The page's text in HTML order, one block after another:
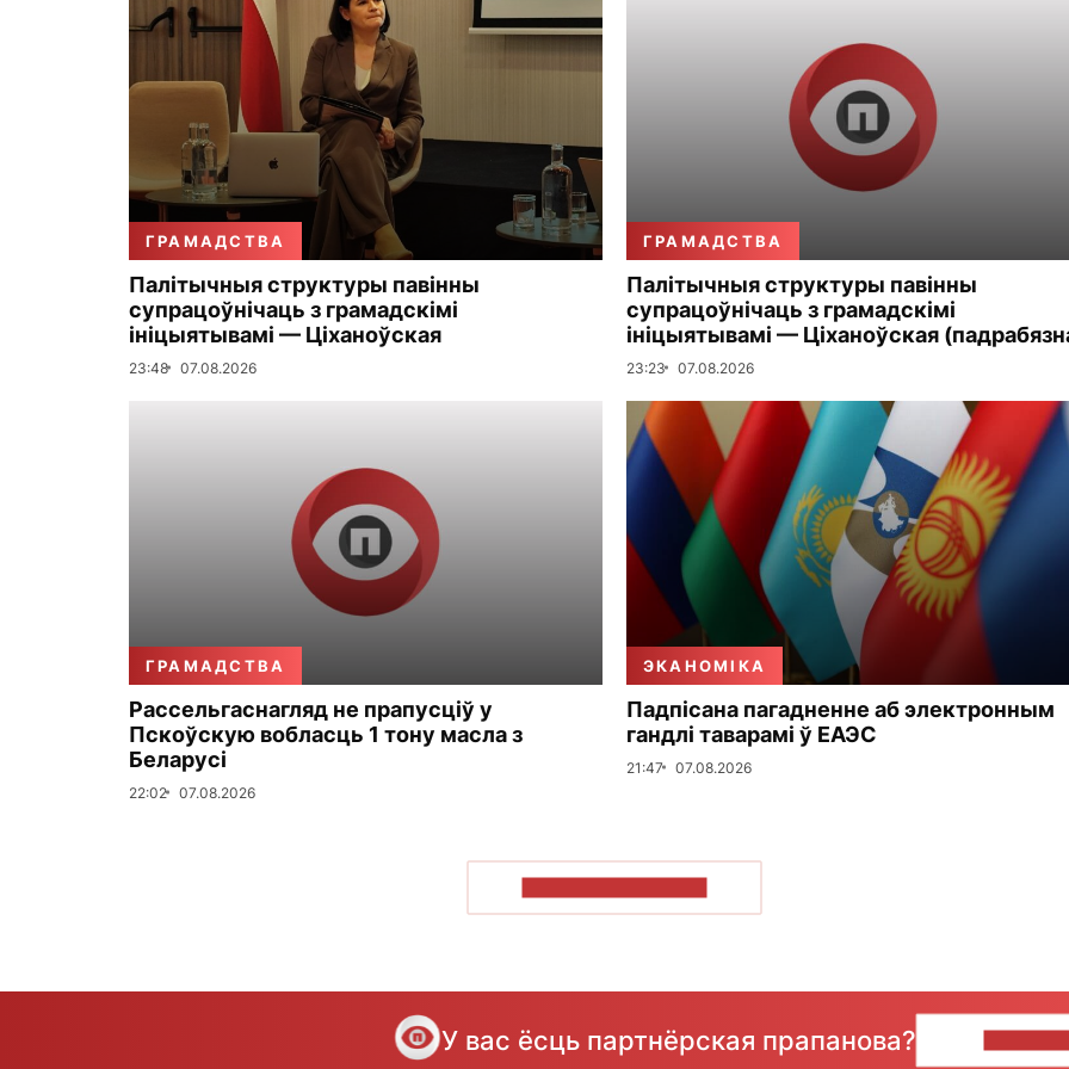
ГРАМАДСТВА
Палітычныя структуры павінны
супрацоўнічаць з грамадскімі
ініцыятывамі — Ціханоўская
23:48 07.08.2026
ГРАМАДСТВА
Палітычныя структуры павінны
супрацоўнічаць з грамадскімі
ініцыятывамі — Ціханоўская
23:23 07.08.2026
ГРАМАДСТВА
Рассельгаснагляд не прапусціў у
Пскоўскую вобласць 1 тону масла з
Беларусі
22:02 07.08.2026
ЭКАНОМІКА
Падпісана пагадненне аб электронным
гандлі таварамі ў ЕАЭС
21:47 07.08.2026
У вас ёсць партнёрская прапанова?